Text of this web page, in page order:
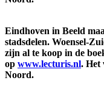
Eindhoven in Beeld
stadsdelen. Woensel-
zijn al te koop in de
op www.lecturis.nl. Het